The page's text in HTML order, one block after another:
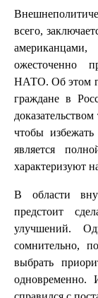
всего,
ожесточенно
НАТО. Об этом
граждане в
чтобы
является
характеризуют
В области
предстоит
улучшений.
сомнительно,
выбрать
одновременно.